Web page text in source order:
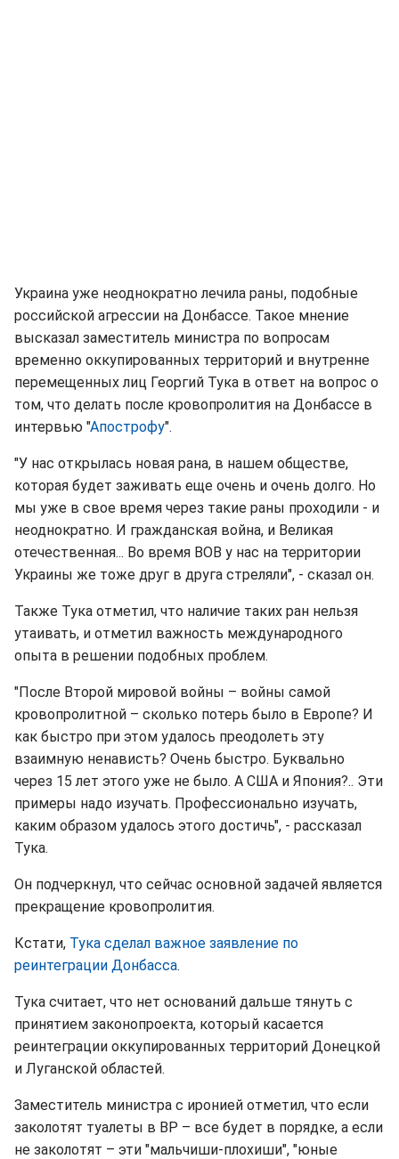
Украина уже неоднократно лечила раны, подобные
российской агрессии на Донбассе. Такое мнение
высказал заместитель министра по вопросам
временно оккупированных территорий и внутренне
перемещенных лиц Георгий Тука в ответ на вопрос о
том, что делать после кровопролития на Донбассе в
интервью "Апострофу".
"У нас открылась новая рана, в нашем обществе,
которая будет заживать еще очень и очень долго. Но
мы уже в свое время через такие раны проходили - и
неоднократно. И гражданская война, и Великая
отечественная... Во время ВОВ у нас на территории
Украины же тоже друг в друга стреляли", - сказал он.
Также Тука отметил, что наличие таких ран нельзя
утаивать, и отметил важность международного
опыта в решении подобных проблем.
"После Второй мировой войны – войны самой
кровопролитной – сколько потерь было в Европе? И
как быстро при этом удалось преодолеть эту
взаимную ненависть? Очень быстро. Буквально
через 15 лет этого уже не было. А США и Япония?.. Эти
примеры надо изучать. Профессионально изучать,
каким образом удалось этого достичь", - рассказал
Тука.
Он подчеркнул, что сейчас основной задачей является
прекращение кровопролития.
Кстати, Тука сделал важное заявление по
реинтеграции Донбасса.
Тука считает, что нет оснований дальше тянуть с
принятием законопроекта, который касается
реинтеграции оккупированных территорий Донецкой
и Луганской областей.
Заместитель министра с иронией отметил, что если
заколотят туалеты в ВР – все будет в порядке, а если
не заколотят – эти "мальчиши-плохиши", "юные